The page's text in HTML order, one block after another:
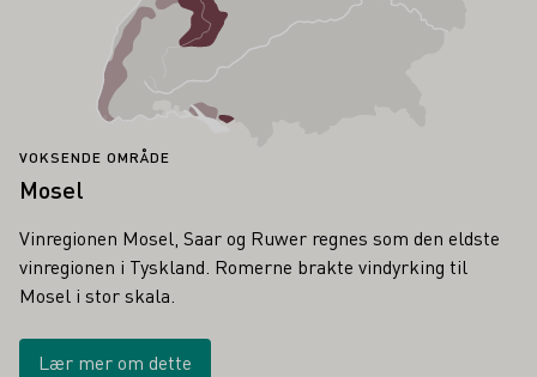
VOKSENDE OMRÅDE
Mosel
Vinregionen Mosel, Saar og Ruwer regnes som den eldste
vinregionen i Tyskland. Romerne brakte vindyrking til
Mosel i stor skala.
Lær mer om dette